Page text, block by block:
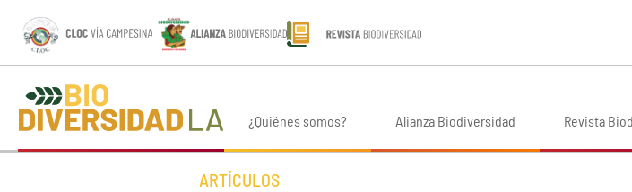
¿Quiénes somos? Alianza Biodiversidad Revista
ARTÍCULOS